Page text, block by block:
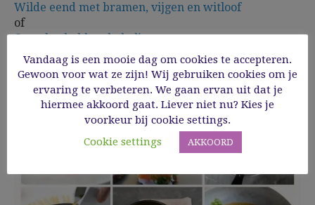
Wilde eend met bramen, vijgen en witloof
of
Op vel gebakken kabeljauw
Wentelteefjes van rozijnenbrood, vanilleparfait en
gepocheerde appel
Vandaag is een mooie dag om cookies te accepteren.
Gewoon voor wat ze zijn! Wij gebruiken cookies om je
ervaring te verbeteren. We gaan ervan uit dat je
hiermee akkoord gaat. Liever niet nu? Kies je
voorkeur bij cookie settings.
Cookie settings
AKKOORD